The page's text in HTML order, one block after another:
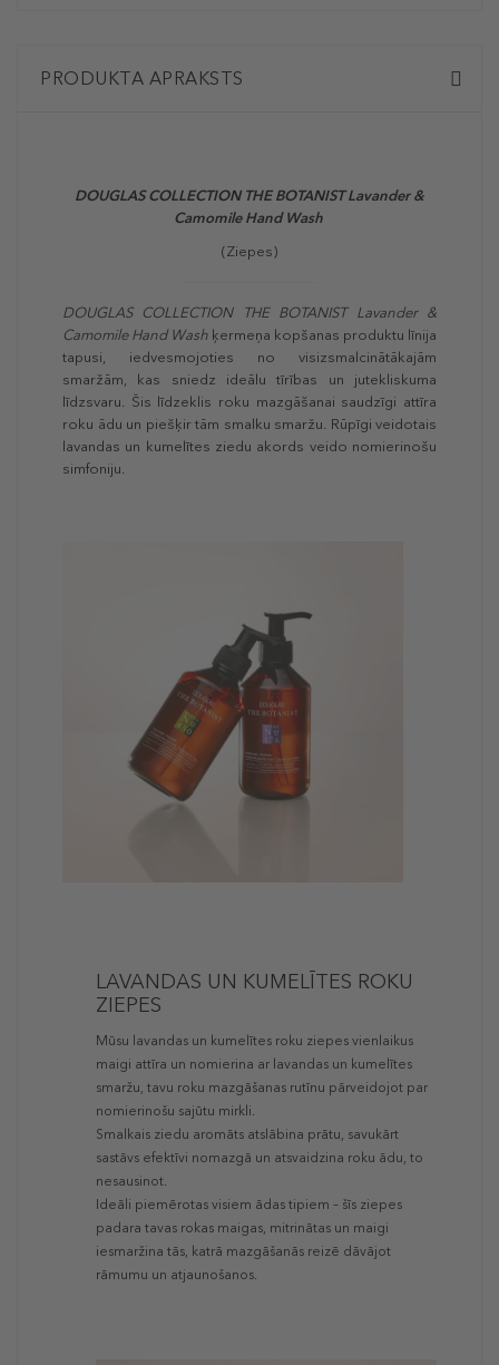
PRODUKTA APRAKSTS
DOUGLAS COLLECTION THE BOTANIST Lavander &
Camomile Hand Wash
(Ziepes)
DOUGLAS COLLECTION THE BOTANIST Lavander &
Camomile Hand Wash ķermeņa kopšanas produktu līnija
tapusi, iedvesmojoties no visizsmalcinātākajām
smaržām, kas sniedz ideālu tīrības un jutekliskuma
līdzsvaru. Šis līdzeklis roku mazgāšanai saudzīgi attīra
roku ādu un piešķir tām smalku smaržu. Rūpīgi veidotais
lavandas un kumelītes ziedu akords veido nomierinošu
simfoniju.
LAVANDAS UN KUMELĪTES ROKU
ZIEPES
Mūsu lavandas un kumelītes roku ziepes vienlaikus
maigi attīra un nomierina ar lavandas un kumelītes
smaržu, tavu roku mazgāšanas rutīnu pārveidojot par
nomierinošu sajūtu mirkli.
Smalkais ziedu aromāts atslābina prātu, savukārt
sastāvs efektīvi nomazgā un atsvaidzina roku ādu, to
nesausinot.
Ideāli piemērotas visiem ādas tipiem – šīs ziepes
padara tavas rokas maigas, mitrinātas un maigi
iesmaržina tās, katrā mazgāšanās reizē dāvājot
rāmumu un atjaunošanos.